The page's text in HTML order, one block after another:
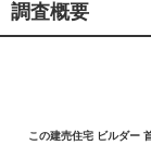
調査概要
この建売住宅 ビルダー